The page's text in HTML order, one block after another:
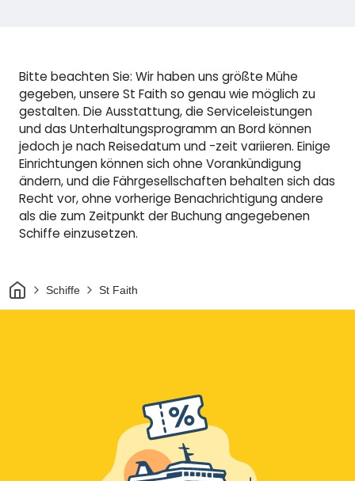
Bitte beachten Sie: Wir haben uns größte Mühe
gegeben, unsere St Faith so genau wie möglich zu
gestalten. Die Ausstattung, die Serviceleistungen
und das Unterhaltungsprogramm an Bord können
jedoch je nach Reisedatum und -zeit variieren. Einige
Einrichtungen können sich ohne Vorankündigung
ändern, und die Fährgesellschaften behalten sich das
Recht vor, ohne vorherige Benachrichtigung andere
als die zum Zeitpunkt der Buchung angegebenen
Schiffe einzusetzen.
HeimSchiffe St Faith